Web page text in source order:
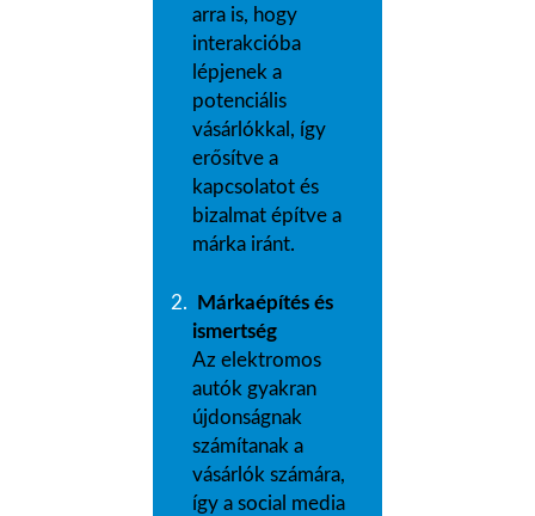
arra is, hogy
interakcióba
lépjenek a
potenciális
vásárlókkal, így
erősítve a
kapcsolatot és
bizalmat építve a
márka iránt.
Márkaépítés és
ismertség
Az elektromos
autók gyakran
újdonságnak
számítanak a
vásárlók számára,
így a social media